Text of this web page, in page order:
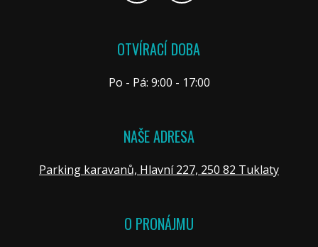
OTVÍRACÍ DOBA
Po - Pá: 9:00 - 17:00
NAŠE ADRESA
Parking karavanů, Hlavní 227, 250 82 Tuklaty
O PRONÁJMU